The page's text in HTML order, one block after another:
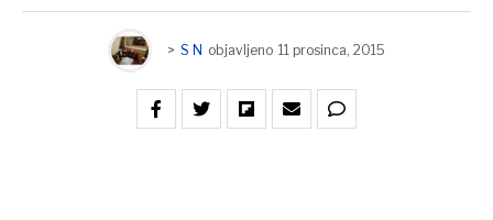
> S N objavljeno 11 prosinca, 2015